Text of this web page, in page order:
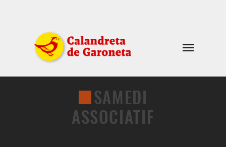
SAMEDI
ASSOCIATIF